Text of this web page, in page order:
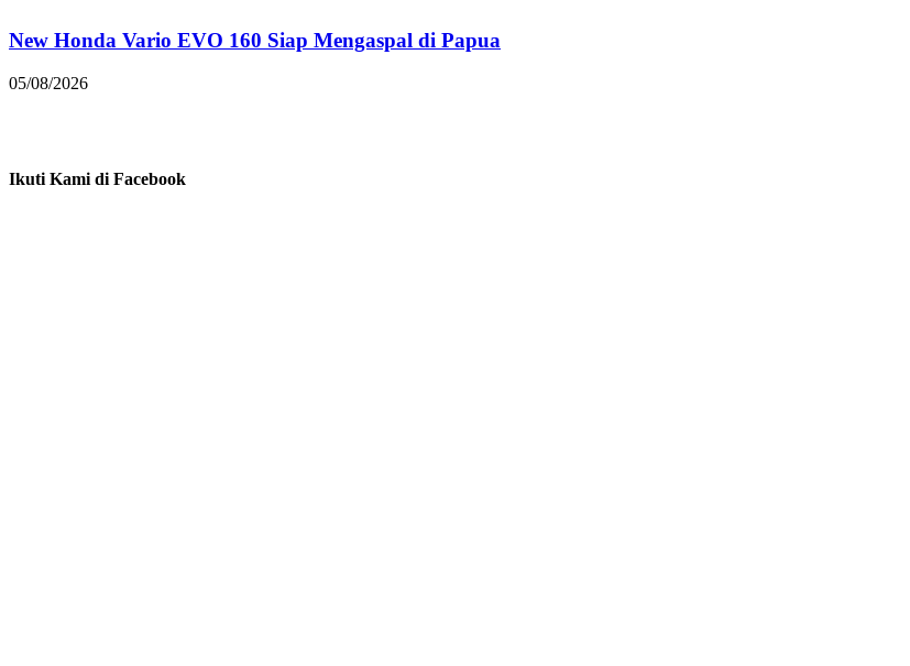
New Honda Vario EVO 160 Siap Mengaspal di Papua
05/08/2026
Ikuti Kami di Facebook